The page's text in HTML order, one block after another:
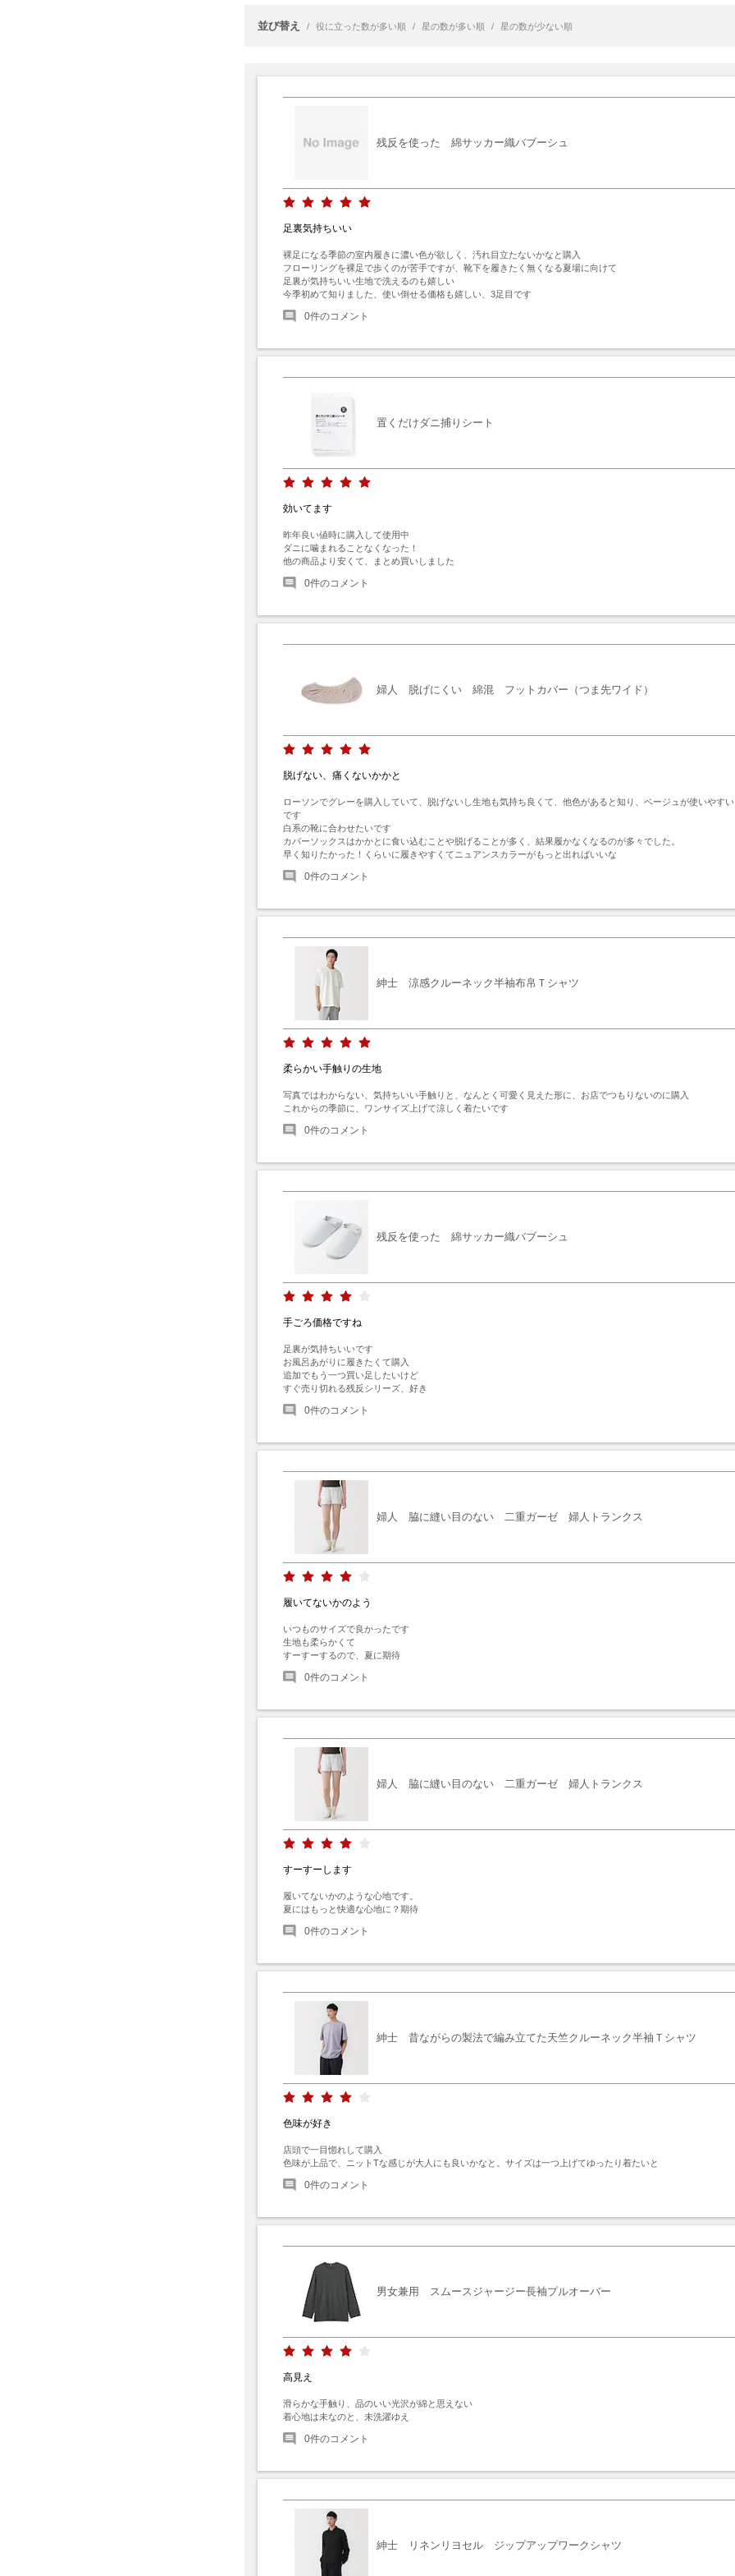
並び替え / 役に立った数が多い順 / 星の数が多い順 / 星の数が少ない順
残反を使った 綿サッカー織バブーシュ
足裏気持ちいい
裸足になる季節の室内履きに濃い色が欲しく、汚れ目立たないかなと購入
フローリングを裸足で歩くのが苦手ですが、靴下を履きたく無くなる夏場に向けて
足裏が気持ちいい生地で洗えるのも嬉しい
今季初めて知りました、使い倒せる価格も嬉しい、3足目です
0件のコメント
置くだけダニ捕りシート
効いてます
昨年良い値時に購入して使用中
ダニに噛まれることなくなった！
他の商品より安くて、まとめ買いしました
0件のコメント
婦人 脱げにくい 綿混 フットカバー（つま先ワイド）
脱げない、痛くないかかと
ローソンでグレーを購入していて、脱げないし生地も気持ち良くて、他色があると知り、ベージュが使いやす
です
白系の靴に合わせたいです
カバーソックスはかかとに食い込むことや脱げることが多く、結果履かなくなるのが多々でした。
早く知りたかった！くらいに履きやすくてニュアンスカラーがもっと出ればいいな
0件のコメント
紳士 涼感クルーネック半袖布帛Ｔシャツ
柔らかい手触りの生地
写真ではわからない、気持ちいい手触りと、なんとく可愛く見えた形に、お店でつもりないのに購入
これからの季節に、ワンサイズ上げて涼しく着たいです
0件のコメント
残反を使った 綿サッカー織バブーシュ
手ごろ価格ですね
足裏が気持ちいいです
お風呂あがりに履きたくて購入
追加でもう一つ買い足したいけど
すぐ売り切れる残反シリーズ、好き
0件のコメント
婦人 脇に縫い目のない 二重ガーゼ 婦人トランクス
履いてないかのよう
いつものサイズで良かったです
生地も柔らかくて
すーすーするので、夏に期待
0件のコメント
婦人 脇に縫い目のない 二重ガーゼ 婦人トランクス
すーすーします
履いてないかのような心地です。
夏にはもっと快適な心地に？期待
0件のコメント
紳士 昔ながらの製法で編み立てた天竺クルーネック半袖Ｔシャツ
色味が好き
店頭で一目惚れして購入
色味が上品で、ニットTな感じが大人にも良いかなと。サイズは一つ上げてゆったり着たいと
0件のコメント
男女兼用 スムースジャージー長袖プルオーバー
高見え
滑らかな手触り、品のいい光沢が綿と思えない
着心地は未なのと、未洗濯ゆえ
0件のコメント
紳士 リネンリヨセル ジップアップワークシャツ